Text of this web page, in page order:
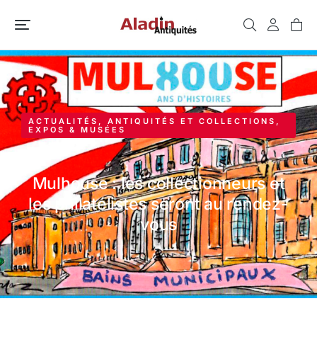
ACTUALITÉS , ANTIQUITÉS ET COLLECTIONS ,
EXPOS & MUSÉES
Mulhouse : les collectionneurs et
les philatélistes seront au rendez-
vous